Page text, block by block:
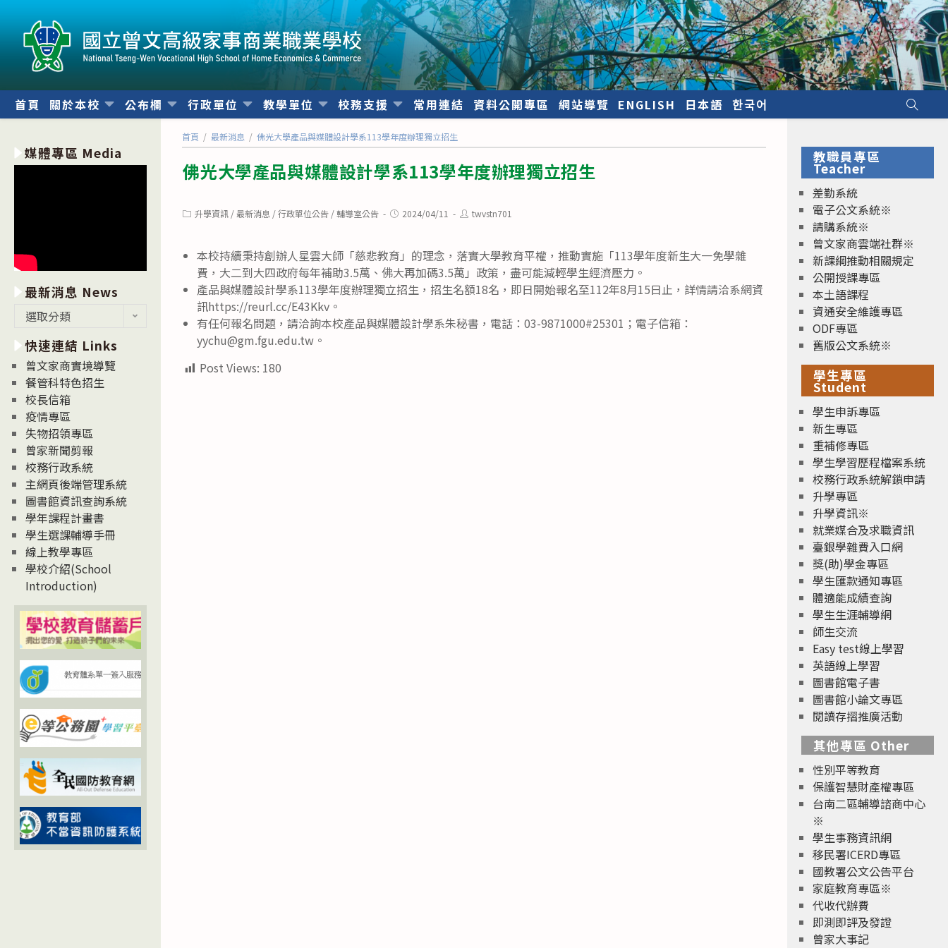
內
首頁 關於本校 公布欄 行政單位 教學單位 校務支援 常用連結 資料公開專區 網站導覽 ENGLISH 日本語 한국어
首頁 / 最新消息 / 佛光大學產品與媒體設計學系113學年度辦理獨立招生
佛光大學產品與媒體設計學系113學年度辦理獨立招生
Post升學資訊 / 最新消息 / 行政單位公告 / 輔導室公告
Post2024/04/11
Posttwvstn701
本校持續秉持創辦人星雲大師「慈悲教育」的理念，落實大學教育平權，推動實施「113學年度新生大一免學雜
費，大二到大四政府每年補助3.5萬、佛大再加碼3.5萬」政策，盡可能減輕學生經濟壓力。
產品與媒體設計學系113學年度辦理獨立招生，招生名額18名，即日開始報名至112年8月15日止，詳情請洽系網資
訊https://reurl.cc/E43Kkv。
有任何報名問題，請洽詢本校產品與媒體設計學系朱秘書，電話：03-9871000#25301；電子信箱：
yychu@gm.fgu.edu.tw。
Post Views: 180
媒體專區 Media
最新消息 News
消
息
News
選取分類
快速連結 Links
曾文家商實境導覽
餐管科特色招生
校長信箱
疫情專區
失物招領專區
曾家新聞剪報
校務行政系統
主網頁後端管理系統
圖書館資訊查詢系統
學年課程計畫書
學生選課輔導手冊
線上教學專區
學校介紹(School
Introduction)
教職員專區
Teacher
差勤系統
電子公文系統※
請購系統※
曾文家商雲端社群※
新課綱推動相關規定
公開授課專區
本土語課程
資通安全維護專區
ODF專區
舊版公文系統※
學生專區
Student
學生申訴專區
新生專區
重補修專區
學生學習歷程檔案系統
校務行政系統解鎖申請
升學專區
升學資訊※
就業媒合及求職資訊
臺銀學雜費入口網
獎(助)學金專區
學生匯款通知專區
體適能成績查詢
學生生涯輔導網
師生交流
Easy test線上學習
英語線上學習
圖書館電子書
圖書館小論文專區
閱讀存摺推廣活動
其他專區 Other
性別平等教育
保護智慧財產權專區
台南二區輔導諮商中心
※
學生事務資訊網
移民署ICERD專區
國教署公文公告平台
家庭教育專區※
代收代辦費
即測即評及發證
曾家大事記